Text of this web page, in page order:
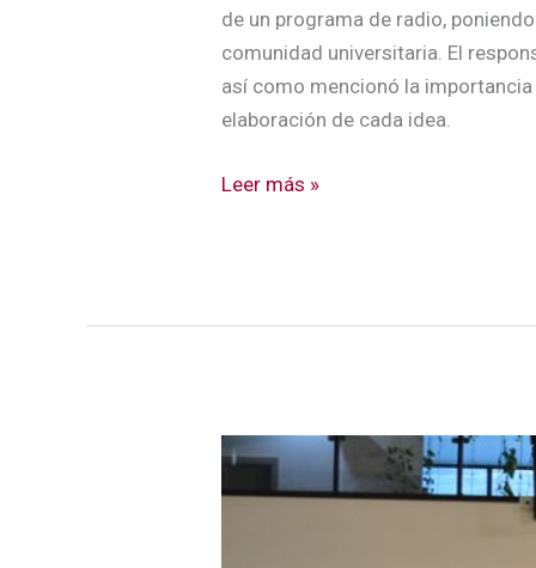
de un programa de radio,
comunidad universitaria. El
así como mencionó la
elaboración de cada idea.
Leer más »
La